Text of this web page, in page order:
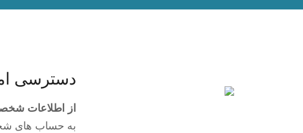
دسترسی
از اطلاعات
به حساب های